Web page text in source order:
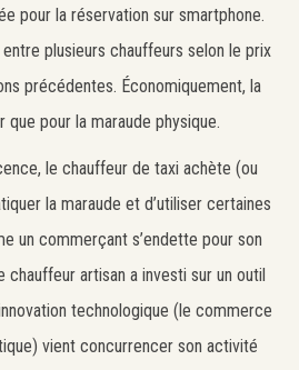
pour la réservation sur smartphone.
plusieurs chauffeurs selon le prix
précédentes. Économiquement, la
pour la maraude physique.
le chauffeur de taxi achète (ou
la maraude et d’utiliser certaines
un commerçant s’endette pour son
artisan a investi sur un outil
technologique (le commerce
vient concurrencer son activité